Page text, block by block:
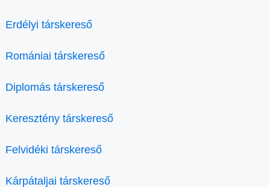
Erdélyi társkereső
Romániai társkereső
Diplomás társkereső
Keresztény társkereső
Felvidéki társkereső
Kárpátaljai társkereső